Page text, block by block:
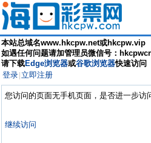
本站总域名www.hkcpw.net或hkcpw.vip
如遇任何问题请加管理员微信号：
请下载Edge浏览器或谷歌浏览器快速访问
登录 立即注册
您访问的页面无手机页面，是否进一步访
继续访问